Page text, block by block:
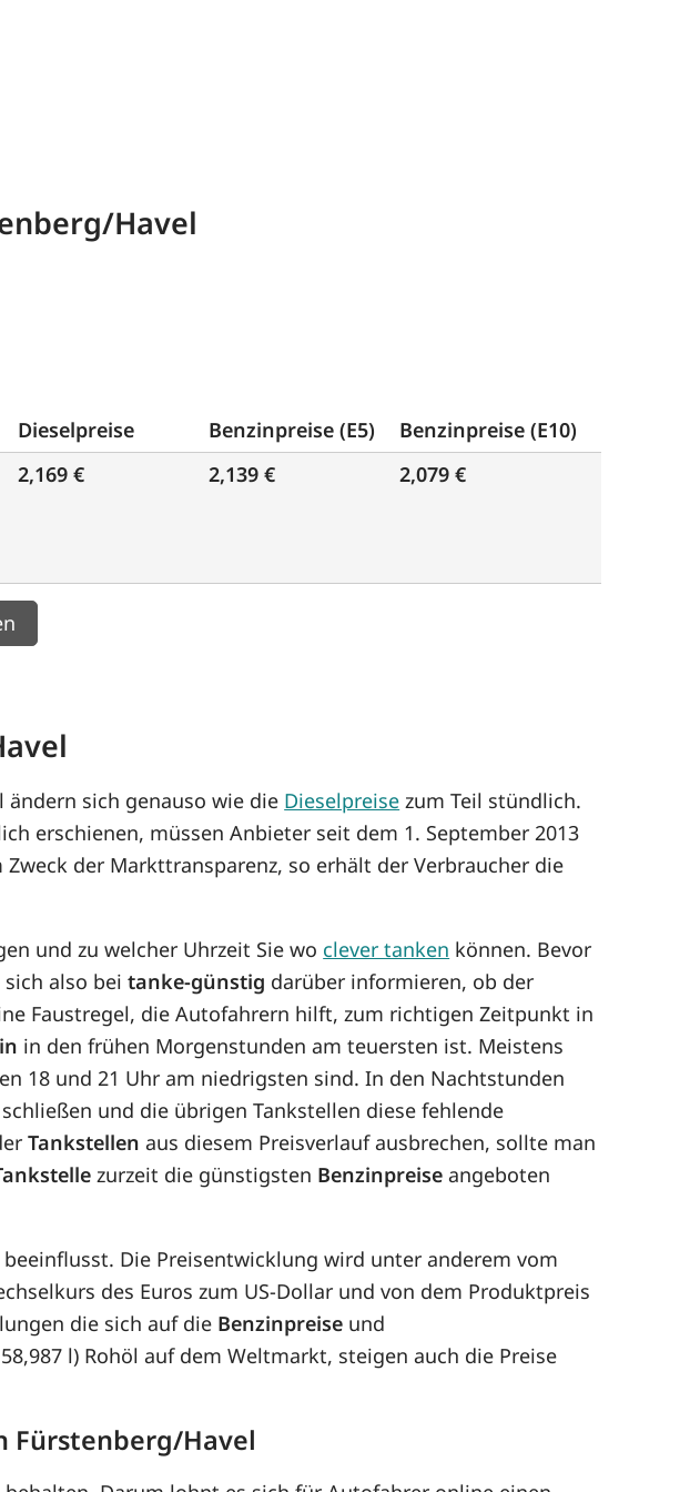
Havel
Dieselpreise Benzinpreise (E5)
Benzinpreise (E10)
2,169 € 2,139 € 2,079 €
ändern sich genauso wie die Dieselpreise zum Teil stündlich.
erschienen, müssen Anbieter seit dem 1. September 2013
der Markttransparenz, so erhält der Verbraucher die
und zu welcher Uhrzeit Sie wo clever tanken können. Bevor
sich also beitanke-günstig darüber informieren, ob der
Faustregel, die Autofahrern hilft, zum richtigen Zeitpunkt in
in den frühen Morgenstunden am teuersten ist. Meistens
18 und 21 Uhr am niedrigsten sind. In den Nachtstunden
und die übrigen Tankstellen diese fehlende
Tankstellen aus diesem Preisverlauf ausbrechen, sollte man
zurzeit die günstigsten Benzinpreise angeboten
Die Preisentwicklung wird unter anderem vom
des Euros zum US-Dollar und von dem Produktpreis
die sich auf die Benzinpreise und
l) Rohöl auf dem Weltmarkt, steigen auch die Preise
Fürstenberg/Havel